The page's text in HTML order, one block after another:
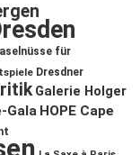
für
Dresdner
Galerie Holger
Gala HOPE Cape